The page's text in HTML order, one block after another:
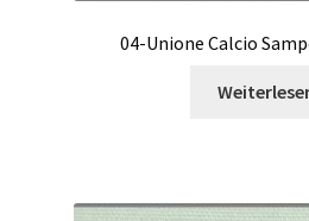
04-Unione Calcio